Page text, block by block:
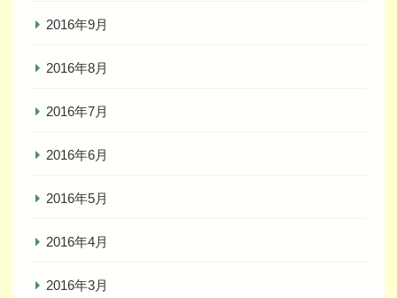
2016年9月
2016年8月
2016年7月
2016年6月
2016年5月
2016年4月
2016年3月